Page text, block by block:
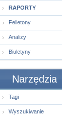
RAPORTY
Felietony
Analizy
Biuletyny
Narzędzia
Tagi
Wyszukiwanie